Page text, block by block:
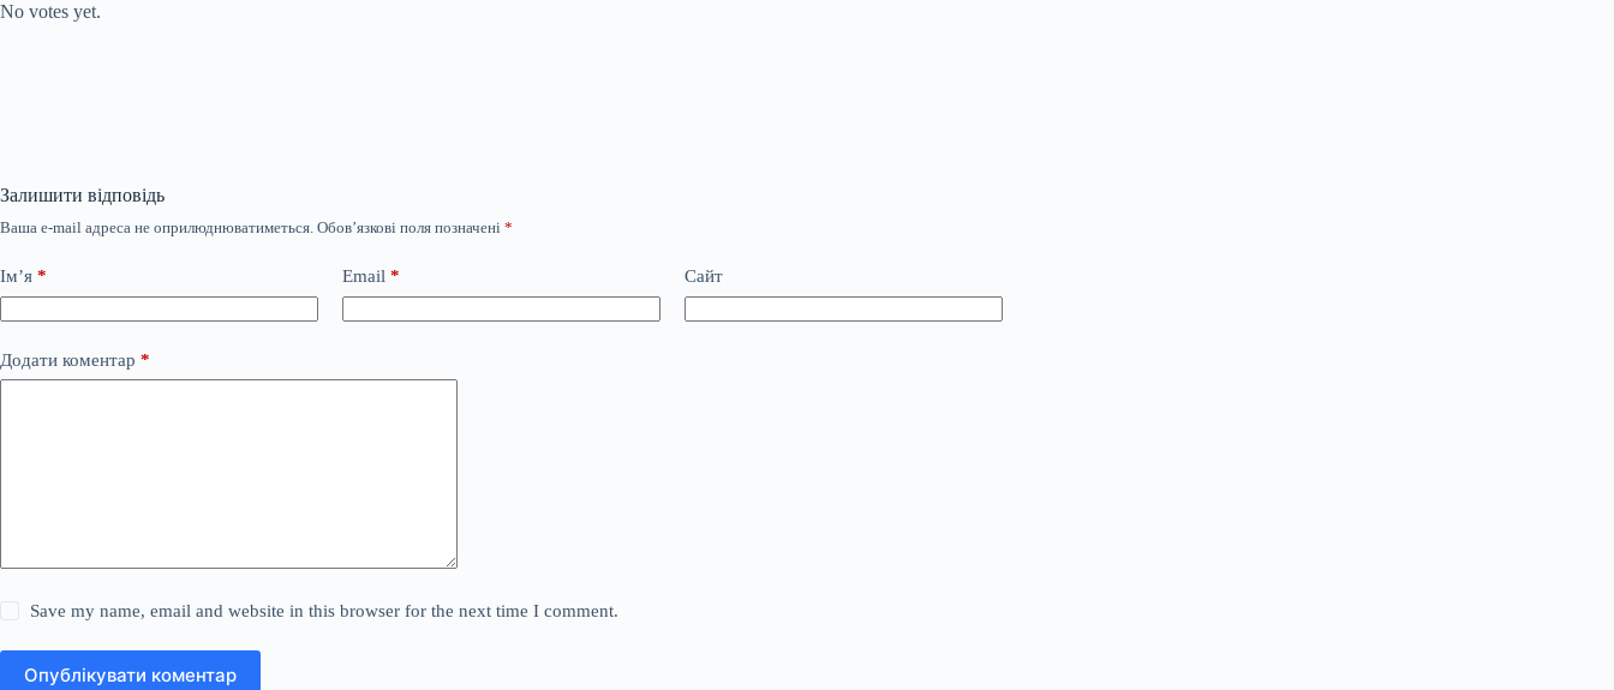
No votes yet.
Залишити відповідь
Ваша e-mail адреса не оприлюднюватиметься. Обов’язкові поля позначені *
Ім’я * Email * Сайт
Додати коментар *
Save my name, email and website in this browser for the next time I comment.
Опублікувати коментар